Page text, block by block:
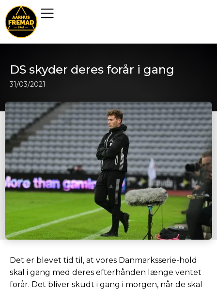
DS skyder deres forår i gang
31/03/2021
Det er blevet tid til, at vores Danmarksserie-hold
skal i gang med deres efterhånden længe ventet
forår. Det bliver skudt i gang i morgen, når de skal